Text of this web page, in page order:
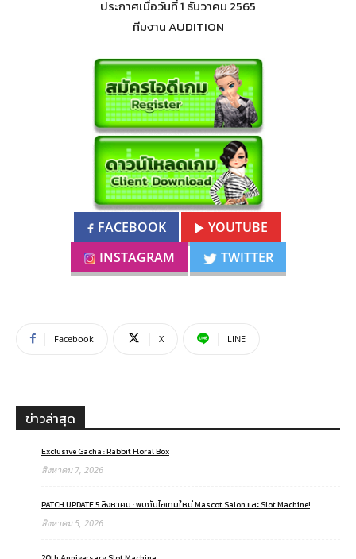
ประกาศเมื่อวันที่ 1 ธันวาคม 2565
ทีมงาน AUDITION
FACEBOOK
YOUTUBE
INSTAGRAM
TWITTER
Facebook X LINE
ข่าวล่าสุด
Exclusive Gacha : Rabbit Floral Box
สิงหาคม 7, 2026
PATCH UPDATE 5 สิงหาคม : พบกับไอเทมใหม่ Mascot Salon และ Slot Machine!
สิงหาคม 5, 2026